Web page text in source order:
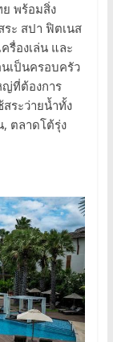
พร้อมสิ่ง
ระ สปา ฟิตเนส
รื่องเล่น และ
เป็นครอบครัว
ญ่ที่ต้องการ
ระว่ายน้ำทั้ง
ตลาดโต้รุ่ง